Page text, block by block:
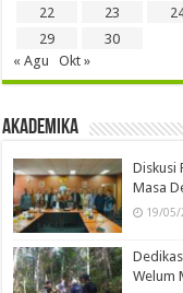
22
23
29
30
« Agu
Okt »
Akademika
Diskusi
Masa
19/05/
Welum